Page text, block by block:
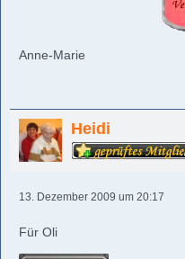
Anne-Marie
Heidi
13. Dezember 2009 um 20:17
Für Oli